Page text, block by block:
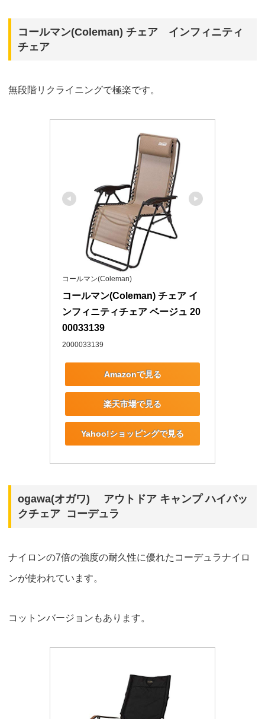
コールマン(Coleman) チェア インフィニティ
チェア
無段階リクライニングで極楽です。
コールマン(Coleman)
コールマン(Coleman) チェア イ
ンフィニティチェア ベージュ 20
00033139
2000033139
Amazonで見る
楽天市場で見る
Yahoo!ショッピングで見る
ogawa(オガワ) アウトドア キャンプ ハイバッ
クチェア コーデュラ
ナイロンの7倍の強度の耐久性に優れたコーデュラナイロ
ンが使われています。
コットンバージョンもあります。